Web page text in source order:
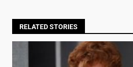
RELATED STORIES